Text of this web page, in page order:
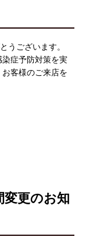
うございます。
症予防対策を実
客様のご来店を
更のお知